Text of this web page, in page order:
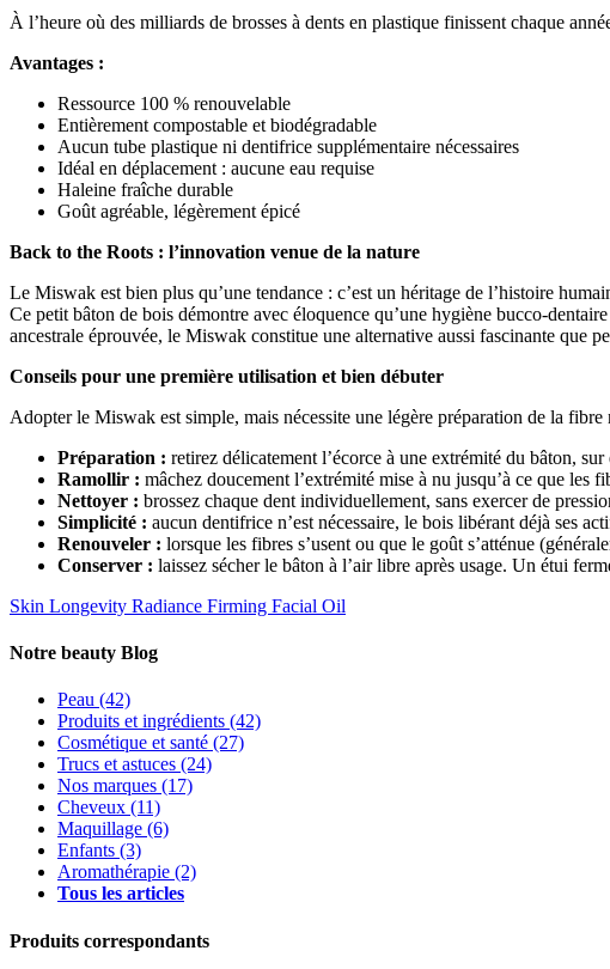
À l’heure où des milliards de brosses à dents en plastique finissent chaque
Avantages :
Ressource 100 % renouvelable
Entièrement compostable et biodégradable
Aucun tube plastique ni dentifrice supplémentaire nécessaires
Idéal en déplacement : aucune eau requise
Haleine fraîche durable
Goût agréable, légèrement épicé
Back to the Roots : l’innovation venue de la nature
Le Miswak est bien plus qu’une tendance : c’est un héritage de l’histoire
Ce petit bâton de bois démontre avec éloquence qu’une hygiène bucco-
ancestrale éprouvée, le Miswak constitue une alternative aussi fascinante que
Conseils pour une première utilisation et bien débuter
Adopter le Miswak est simple, mais nécessite une légère préparation de la
Préparation : retirez délicatement l’écorce à une extrémité du bâton,
Ramollir : mâchez doucement l’extrémité mise à nu jusqu’à ce que les
Nettoyer : brossez chaque dent individuellement, sans exercer de
Simplicité : aucun dentifrice n’est nécessaire, le bois libérant déjà ses
Renouveler : lorsque les fibres s’usent ou que le goût s’atténue
Conserver : laissez sécher le bâton à l’air libre après usage. Un étui
Skin Longevity Radiance Firming Facial Oil
Notre beauty Blog
Peau (42)
Produits et ingrédients (42)
Cosmétique et santé (27)
Trucs et astuces (24)
Nos marques (17)
Cheveux (11)
Maquillage (6)
Enfants (3)
Aromathérapie (2)
Tous les articles
Produits correspondants